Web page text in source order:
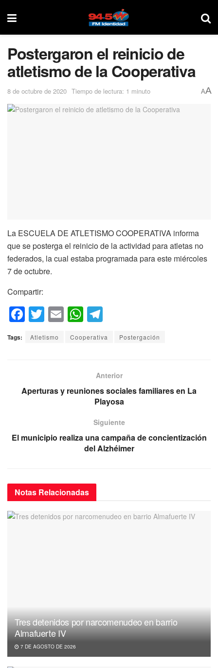
Postergaron el reinicio de
atletismo de la Cooperativa
8 de octubre de 2020 Tiempo de lectura: 1 minuto AA
La ESCUELA DE ATLETISMO COOPERATIVA informa
que se posterga el reinicio de la actividad para atletas no
federados, la cual estaba programada para este miércoles
7 de octubre.
Compartir:
F
a
c
o
T
wi
tt
E
m
ail
W
h
at
p
el
e
a
m
Tags: Atletismo Cooperativa Postergación
Anterior
Aperturas y reuniones sociales familiares en La
Playosa
Siguiente
El municipio realiza una campaña de concientización
del Alzhéimer
Notas Relacionadas
Tres detenidos por narcomenudeo en barrio
Almafuerte IV
7 DE AGOSTO DE 2026